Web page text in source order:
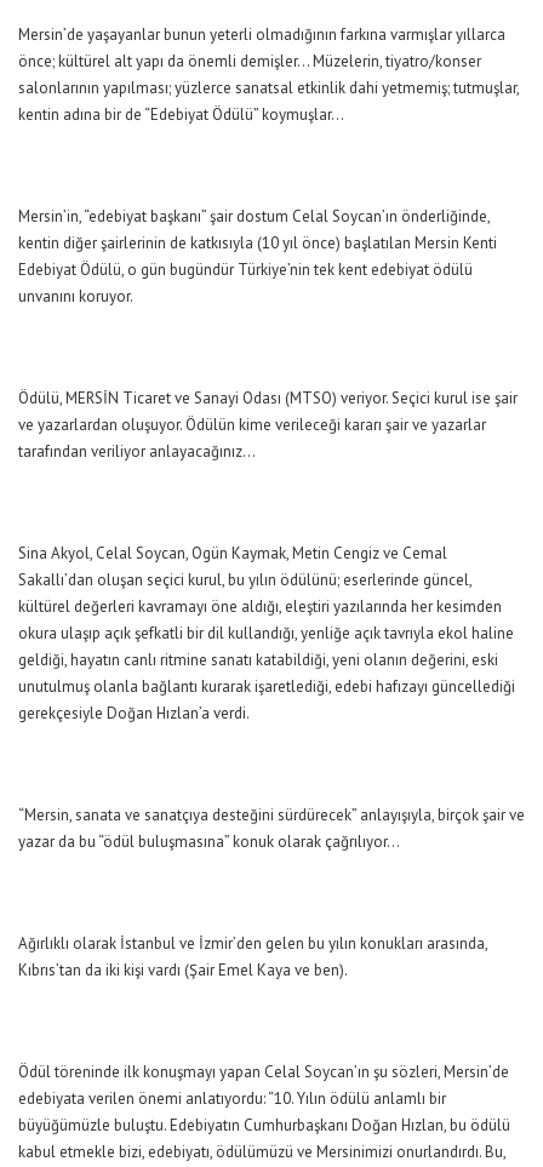
Mersin’de yaşayanlar bunun yeterli olmadığının farkına varmışlar yıllarca
önce; kültürel alt yapı da önemli demişler… Müzelerin, tiyatro/konser
salonlarının yapılması; yüzlerce sanatsal etkinlik dahi yetmemiş; tutmuşlar,
kentin adına bir de “Edebiyat Ödülü” koymuşlar…
Mersin’in, “edebiyat başkanı” şair dostum Celal Soycan’ın önderliğinde,
kentin diğer şairlerinin de katkısıyla (10 yıl önce) başlatılan Mersin Kenti
Edebiyat Ödülü, o gün bugündür Türkiye’nin tek kent edebiyat ödülü
unvanını koruyor.
Ödülü, MERSİN Ticaret ve Sanayi Odası (MTSO) veriyor. Seçici kurul ise şair
ve yazarlardan oluşuyor. Ödülün kime verileceği kararı şair ve yazarlar
tarafından veriliyor anlayacağınız…
Sina Akyol, Celal Soycan, Ogün Kaymak, Metin Cengiz ve Cemal
Sakallı’dan oluşan seçici kurul, bu yılın ödülünü; eserlerinde güncel,
kültürel değerleri kavramayı öne aldığı, eleştiri yazılarında her kesimden
okura ulaşıp açık şefkatli bir dil kullandığı, yenliğe açık tavrıyla ekol haline
geldiği, hayatın canlı ritmine sanatı katabildiği, yeni olanın değerini, eski
unutulmuş olanla bağlantı kurarak işaretlediği, edebi hafızayı güncellediği
gerekçesiyle Doğan Hızlan’a verdi.
“Mersin, sanata ve sanatçıya desteğini sürdürecek” anlayışıyla, birçok şair ve
yazar da bu “ödül buluşmasına” konuk olarak çağrılıyor…
Ağırlıklı olarak İstanbul ve İzmir’den gelen bu yılın konukları arasında,
Kıbrıs’tan da iki kişi vardı (Şair Emel Kaya ve ben).
Ödül töreninde ilk konuşmayı yapan Celal Soycan’ın şu sözleri, Mersin’de
edebiyata verilen önemi anlatıyordu: “10. Yılın ödülü anlamlı bir
büyüğümüzle buluştu. Edebiyatın Cumhurbaşkanı Doğan Hızlan, bu ödülü
kabul etmekle bizi, edebiyatı, ödülümüzü ve Mersinimizi onurlandırdı. Bu,